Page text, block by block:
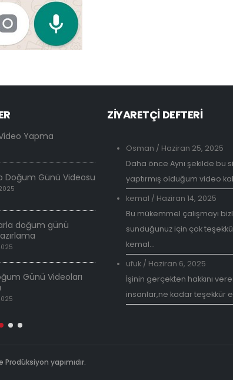
Yapma
Doğum Günü Videosu
doğum günü
Günü Videoları
Haziran 25, 2025
Doğum Günü Videosu
Temmuz 30, 2018
Sevgiliye Özel Videolar
Temmuz 17, 2018
İsme özel doğum günü
ZİYARETÇİ DEFTERİ
Osman / Haziran 25, 2025
Daha önce Aynı şekilde bu
yaptırmış olduğum video
kemal / Haziran 14, 2025
Bu mükemmel çalışmayı
sunduğunuz için çok
kemal...
ufuk / Haziran 6, 2025
İşinin gerçekten hakkını
insanlar,ne kadar teşekkür
yapımıdır.